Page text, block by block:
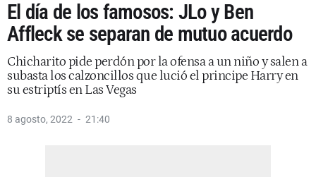
El día de los famosos: JLo y Ben
Affleck se separan de mutuo acuerdo
Chicharito pide perdón por la ofensa a un niño y salen a
subasta los calzoncillos que lució el principe Harry en
su estriptís en Las Vegas
8 agosto, 2022 21:40